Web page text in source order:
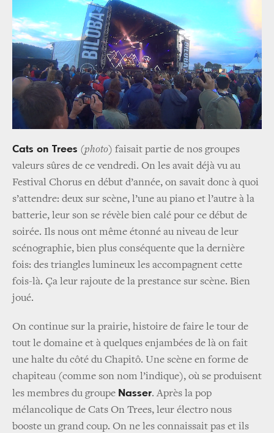
Cats on Trees (photo) faisait partie de nos groupes
valeurs sûres de ce vendredi. On les avait déjà vu au
Festival Chorus en début d’année, on savait donc à quoi
s’attendre: deux sur scène, l’une au piano et l’autre à la
batterie, leur son se révèle bien calé pour ce début de
soirée. Ils nous ont même étonné au niveau de leur
scénographie, bien plus conséquente que la dernière
fois: des triangles lumineux les accompagnent cette
fois-là. Ça leur rajoute de la prestance sur scène. Bien
joué.
On continue sur la prairie, histoire de faire le tour de
tout le domaine et à quelques enjambées de là on fait
une halte du côté du Chapitô. Une scène en forme de
chapiteau (comme son nom l’indique), où se produisent
les membres du groupe Nasser. Après la pop
mélancolique de Cats On Trees, leur électro nous
booste un grand coup. On ne les connaissait pas et ils